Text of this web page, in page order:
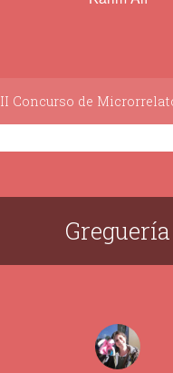
II Concurso de
Greguería